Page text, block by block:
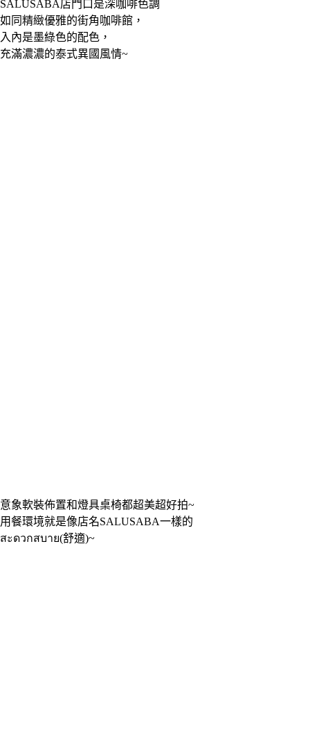
SALUSABA店門口是深咖啡色調
如同精緻優雅的街角咖啡館，
入內是墨綠色的配色，
充滿濃濃的泰式異國風情~
意象軟裝佈置和燈具桌椅都超美超好拍~
用餐環境就是像店名SALUSABA一樣的
สะดวกสบาย(舒適)~